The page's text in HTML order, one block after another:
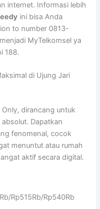
internet. Informasi lebih
ini bisa Anda
to number 0813-
MyTelkomsel ya
188.
di Ujung Jari
dirancang untuk
Dapatkan
fenomenal, cocok
menuntut atau rumah
aktif secara digital.
Rp515Rb/Rp540Rb